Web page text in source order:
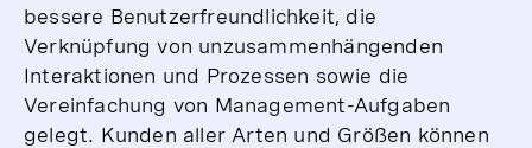
bessere Benutzerfreundlichkeit, die
Verknüpfung von unzusammenhängenden
Interaktionen und Prozessen sowie die
Vereinfachung von Management-Aufgaben
gelegt. Kunden aller Arten und Größen können